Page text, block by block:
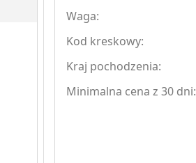
Waga:
Kod kreskowy:
Kraj pochodzenia:
Minimalna cena z 30 dni: